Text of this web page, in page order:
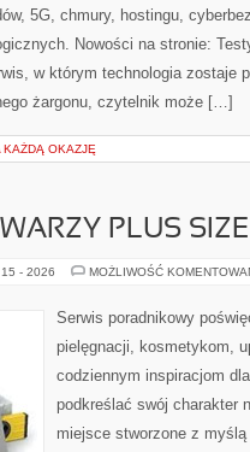
5G, chmury, hostingu,
Nowości na stronie:
w którym technologia zostaje
żargonu, czytelnik może […]
OKAZJĘ
PLUS SIZE
- 2026 MOŻLIWOŚĆ
Serwis poradnikowy
pielęgnacji, kosmetykom,
codziennym inspiracjom
podkreślać swój charakter
miejsce stworzone z